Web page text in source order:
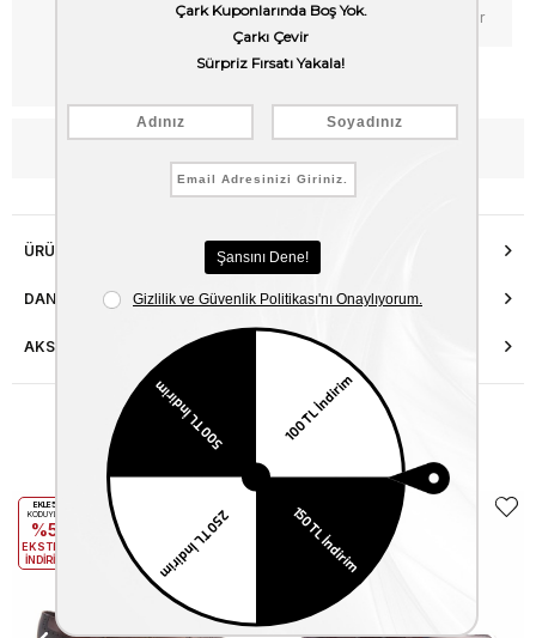
Fiyat Düşünce Haber Ver
ÜRÜN ÖZELLIKLERI
DANIŞMA HATTI
AKSESUAR ONARIMI
Benzer Ürünler
EKLE5
KODUYLA
%5
EKSTRA
İNDİRİM
KODUYLA
%5
EKSTRA